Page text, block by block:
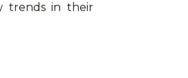
trends in their